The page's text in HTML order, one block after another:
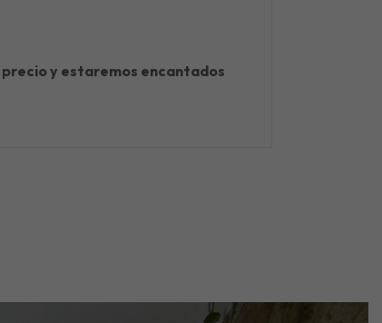
y estaremos encantados